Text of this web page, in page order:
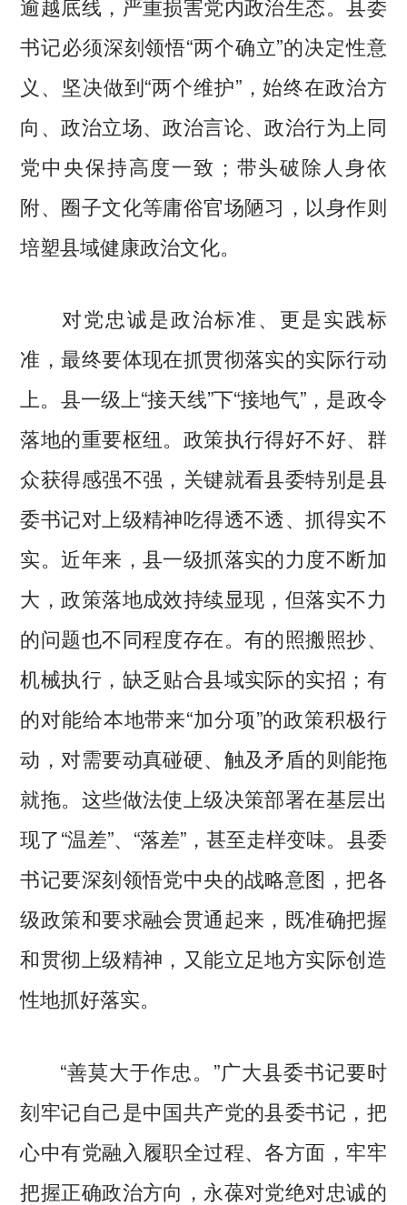
书记必须深刻领悟“两个确立”的决定性意
义、坚决做到“两个维护”，始终在政治方
向、政治立场、政治言论、政治行为上同
党中央保持高度一致；带头破除人身依
附、圈子文化等庸俗官场陋习，以身作则
培塑县域健康政治文化。
对党忠诚是政治标准、更是实践标
准，最终要体现在抓贯彻落实的实际行动
上。县一级上“接天线”下“接地气”，是政令
落地的重要枢纽。政策执行得好不好、群
众获得感强不强，关键就看县委特别是县
委书记对上级精神吃得透不透、抓得实不
实。近年来，县一级抓落实的力度不断加
大，政策落地成效持续显现，但落实不力
的问题也不同程度存在。有的照搬照抄、
机械执行，缺乏贴合县域实际的实招；有
的对能给本地带来“加分项”的政策积极行
动，对需要动真碰硬、触及矛盾的则能拖
就拖。这些做法使上级决策部署在基层出
现了“温差”、“落差”，甚至走样变味。县委
书记要深刻领悟党中央的战略意图，把各
级政策和要求融会贯通起来，既准确把握
和贯彻上级精神，又能立足地方实际创造
性地抓好落实。
“善莫大于作忠。”广大县委书记要时
刻牢记自己是中国共产党的县委书记，把
心中有党融入履职全过程、各方面，牢牢
把握正确政治方向，永葆对党绝对忠诚的